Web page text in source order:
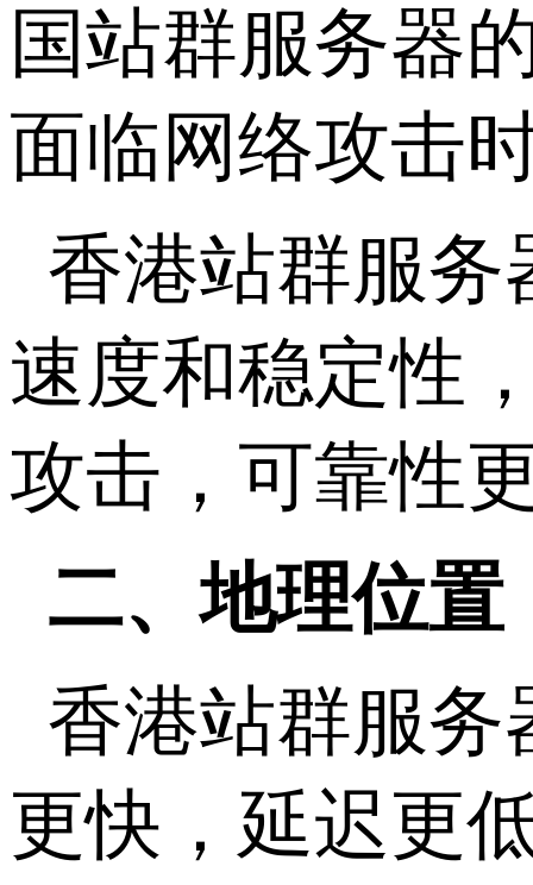
国站群服务器
面临网络攻击
香港站群服务
速度和稳定性
攻击，可靠性
二、地理位置
香港站群服务
更快，延迟更